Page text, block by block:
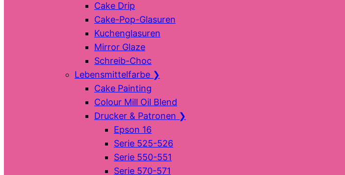
Cake Drip
Cake-Pop-Glasuren
Kuchenglasuren
Mirror Glaze
Schreib-Choc
Lebensmittelfarbe ❯
Cake Painting
Colour Mill Oil Blend
Drucker & Patronen ❯
Epson 16
Serie 525-526
Serie 550-551
Serie 570-571